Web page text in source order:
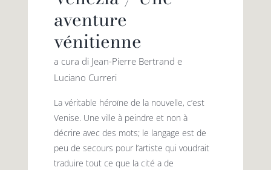
aventure
vénitienne
a cura di Jean-Pierre Bertrand e
Luciano Curreri
La véritable héroïne de la nouvelle, c’est
Venise. Une ville à peindre et non à
décrire avec des mots; le langage est de
peu de secours pour l’artiste qui voudrait
traduire tout ce que la cité a de